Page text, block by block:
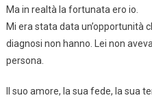
Ma in realtà la fortunata ero io.
Mi era stata data un’opportunità
diagnosi non hanno. Lei non
persona.
Il suo amore, la sua fede, la sua